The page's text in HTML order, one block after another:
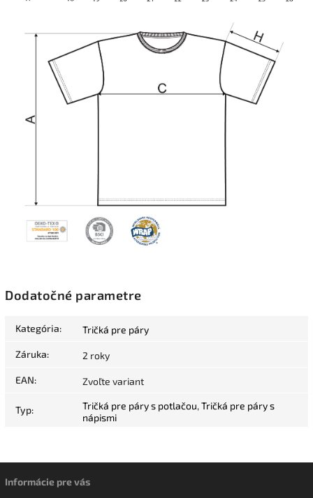
Dodatočné parametre
Kategória: Tričká pre páry
Záruka: 2 roky
EAN: Zvoľte variant
Typ: Tričká pre páry s potlačou,Tričká pre páry s
nápismi
Informácie pre vás